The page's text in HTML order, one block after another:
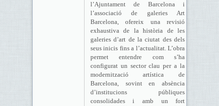
l’Ajuntament de Barcelona i
l’associació de galeries Art
Barcelona, ofereix una revisió
exhaustiva de la història de les
galeries d’art de la ciutat des dels
seus inicis fins a l’actualitat. L’obra
permet entendre com s’ha
configurat un sector clau per a la
modernització artística de
Barcelona, sovint en absència
d’institucions públiques
consolidades i amb un fort